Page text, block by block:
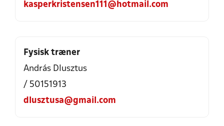
kasperkristensen111@hotmail.com
Fysisk træner
András Dlusztus
/ 50151913
dlusztusa@gmail.com